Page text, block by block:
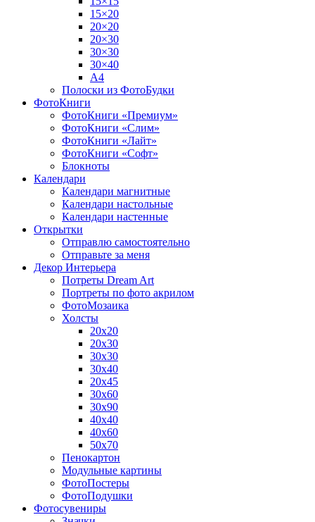
15×20
20×20
20×30
30×30
30×40
A4
Полоски из ФотоБудки
ФотоКниги
ФотоКниги «Премиум»
ФотоКниги «Слим»
ФотоКниги «Лайт»
ФотоКниги «Софт»
Блокноты
Календари
Календари магнитные
Календари настольные
Календари настенные
Открытки
Отправлю самостоятельно
Отправьте за меня
Декор Интерьера
Потреты Dream Art
Портреты по фото акрилом
ФотоМозаика
Холсты
20х20
20х30
30х30
30х40
20х45
30х60
30х90
40х40
40х60
50х70
Пенокартон
Модульные картины
ФотоПостеры
ФотоПодушки
Фотоcувениры